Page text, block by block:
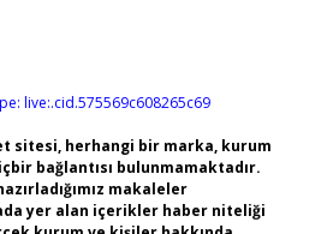
live:.cid.575569c608265c69
sitesi, herhangi bir marka, kurum
bağlantısı bulunmamaktadır.
makaleler
yer alan içerikler haber niteliği